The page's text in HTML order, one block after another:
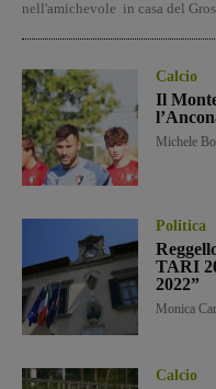
nell'amichevole in casa del
Calcio
Il
Michele
Politica
TARI
2022”
Monica
Calcio